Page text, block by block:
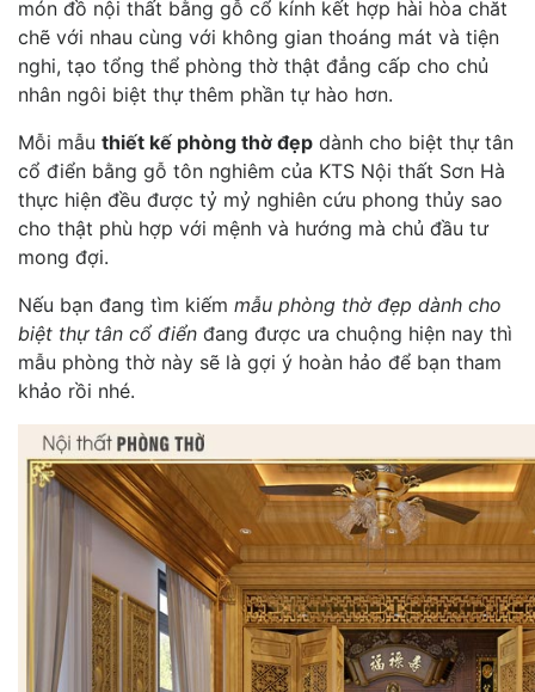
món đồ nội thất bằng gỗ cổ kính kết hợp hài hòa chăt
chẽ với nhau cùng với không gian thoáng mát và tiện
nghi, tạo tổng thể phòng thờ thật đẳng cấp cho chủ
nhân ngôi biệt thự thêm phần tự hào hơn.
Mỗi mẫu thiết kế phòng thờ đẹp dành cho biệt thự tân
cổ điển bằng gỗ tôn nghiêm của KTS Nội thất Sơn Hà
thực hiện đều được tỷ mỷ nghiên cứu phong thủy sao
cho thật phù hợp với mệnh và hướng mà chủ đầu tư
mong đợi.
Nếu bạn đang tìm kiếm mẫu phòng thờ đẹp dành cho
biệt thự tân cổ điển đang được ưa chuộng hiện nay thì
mẫu phòng thờ này sẽ là gợi ý hoàn hảo để bạn tham
khảo rồi nhé.